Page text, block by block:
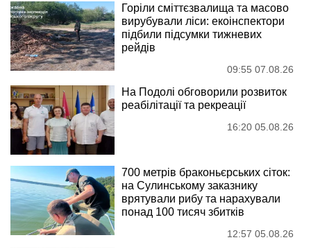
Горіли сміттєзвалища та масово
вирубували ліси: екоінспектори
підбили підсумки тижневих
рейдів
09:55 07.08.26
На Подолі обговорили розвиток
реабілітації та рекреації
16:20 05.08.26
700 метрів браконьєрських сіток:
на Сулинському заказнику
врятували рибу та нарахували
понад 100 тисяч збитків
12:57 05.08.26